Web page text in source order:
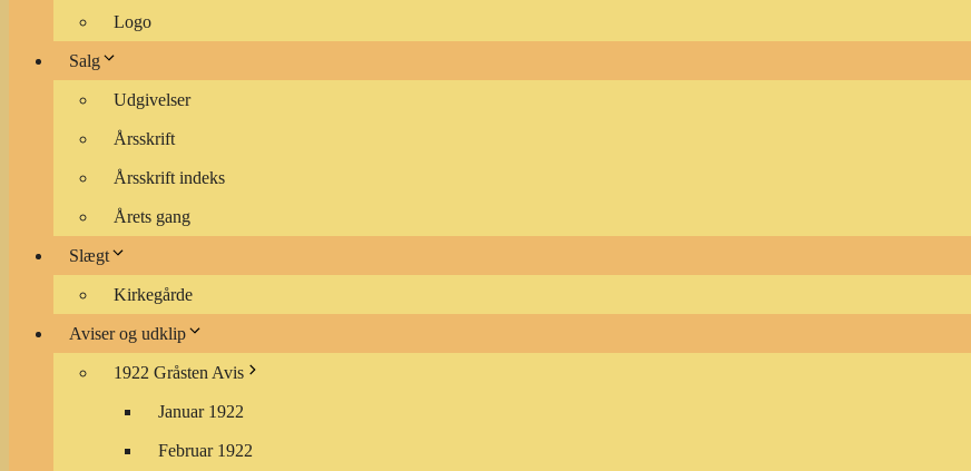
Logo
Salg
Udgivelser
Årsskrift
Årsskrift indeks
Årets gang
Slægt
Kirkegårde
Aviser og udklip
1922 Gråsten Avis
Januar 1922
Februar 1922